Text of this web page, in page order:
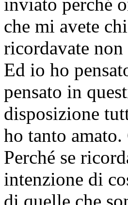
che mi avete
ricordavate
Ed io ho
pensato in
disposizione
ho tanto
Perché se
intenzione di
di quelle che